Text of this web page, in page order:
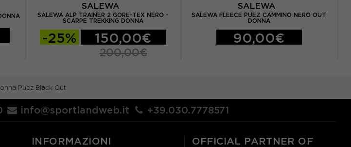
SALEWA
SALEWA ALP TRAINER 2 GORE-TEX NERO -
SCARPE TREKKING DONNA
-25% 150,00€
200,00€
SALEWA
SALEWA FLEECE PUEZ CAMMINO NERO OUT
DONNA
90,00€
Puez Black Out
info@sportlandweb.it +39.030.7778571
INFORMAZIONI OFFICIAL PARTNER OF